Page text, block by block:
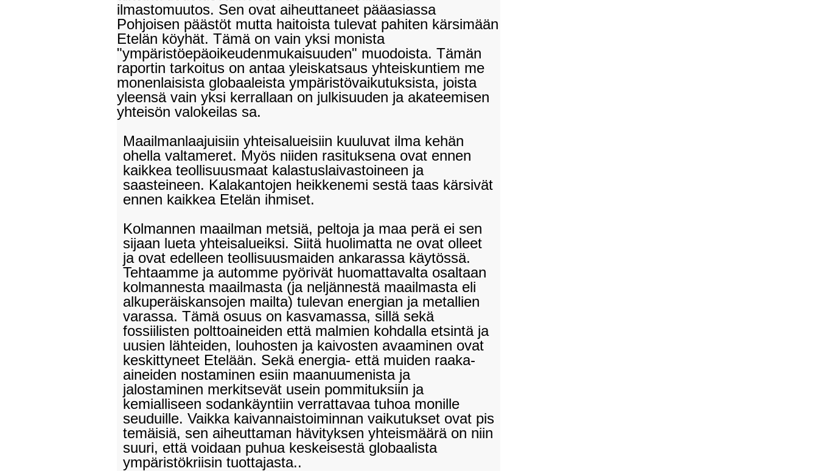
ilmastomuutos. Sen ovat aiheuttaneet pääasiassa
Pohjoisen päästöt mutta haitoista tulevat pahiten kärsimään
Etelän köyhät. Tämä on vain yksi monista
"ympäristöepäoikeudenmukaisuuden" muodoista. Tämän
raportin tarkoitus on antaa yleiskatsaus yhteiskuntiem me
monenlaisista globaaleista ympäristövaikutuksista, joista
yleensä vain yksi kerrallaan on julkisuuden ja akateemisen
yhteisön valokeilas sa.
Maailmanlaajuisiin yhteisalueisiin kuuluvat ilma kehän
ohella valtameret. Myös niiden rasituksena ovat ennen
kaikkea teollisuusmaat kalastuslaivastoineen ja
saasteineen. Kalakantojen heikkenemi sestä taas kärsivät
ennen kaikkea Etelän ihmiset.
Kolmannen maailman metsiä, peltoja ja maa perä ei sen
sijaan lueta yhteisalueiksi. Siitä huolimatta ne ovat olleet
ja ovat edelleen teollisuusmaiden ankarassa käytössä.
Tehtaamme ja automme pyörivät huomattavalta osaltaan
kolmannesta maailmasta (ja neljännestä maailmasta eli
alkuperäiskansojen mailta) tulevan energian ja metallien
varassa. Tämä osuus on kasvamassa, sillä sekä
fossiilisten polttoaineiden että malmien kohdalla etsintä ja
uusien lähteiden, louhosten ja kaivosten avaaminen ovat
keskittyneet Etelään. Sekä energia- että muiden raaka-
aineiden nostaminen esiin maanuumenista ja
jalostaminen merkitsevät usein pommituksiin ja
kemialliseen sodankäyntiin verrattavaa tuhoa monille
seuduille. Vaikka kaivannaistoiminnan vaikutukset ovat pis
temäisiä, sen aiheuttaman hävityksen yhteismäärä on niin
suuri, että voidaan puhua keskeisestä globaalista
ympäristökriisin tuottajasta..